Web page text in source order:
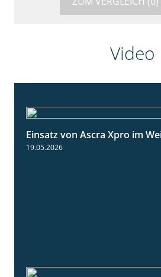
Video
Einsatz von Ascra Xpro im
19.05.2026